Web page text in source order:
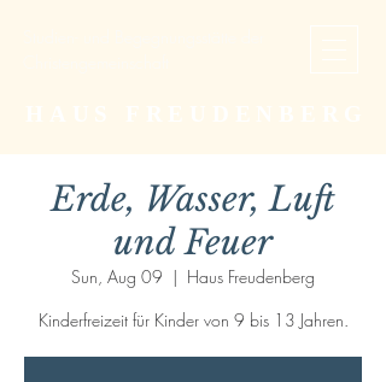
Erde, Wasser, Luft
und Feuer
Sun, Aug 09
  |
Haus Freudenberg
Kinderfreizeit für Kinder von 9 bis 13 Jahren.